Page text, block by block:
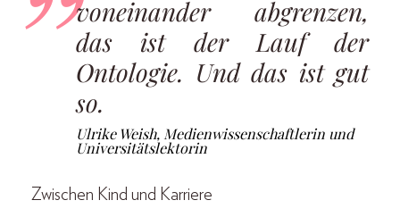
voneinander abgrenzen,
das ist der Lauf der
Ontologie. Und das ist gut
so.
Ulrike Weish, Medienwissenschaftlerin und
Universitätslektorin
Zwischen Kind und Karriere